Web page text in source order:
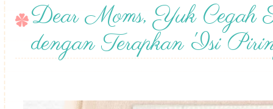
Dear Moms, Yuk Cegah
dengan Terapkan 'Isi